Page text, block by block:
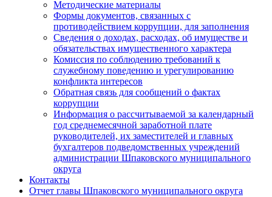
Методические материалы
Формы документов, связанных с
противодействием коррупции, для заполнения
Сведения о доходах, расходах, об имуществе и
обязательствах имущественного характера
Комиссия по соблюдению требований к
служебному поведению и урегулированию
конфликта интересов
Обратная связь для сообщений о фактах
коррупции
Информация о рассчитываемой за календарный
год среднемесячной заработной плате
руководителей, их заместителей и главных
бухгалтеров подведомственных учреждений
администрации Шпаковского муниципального
округа
Контакты
Отчет главы Шпаковского муниципального округа